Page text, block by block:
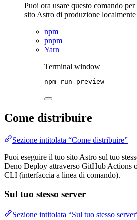
Puoi ora usare questo comando
sito Astro di produzione
npm
pnpm
Yarn
Terminal window
npm run preview
Come distribuire
Sezione intitolata “Come distribuire”
Puoi eseguire il tuo sito Astro sul tuo
Deno Deploy attraverso GitHub Actions
CLI (interfaccia a linea di comando).
Sul tuo stesso server
Sezione intitolata “Sul tuo stesso